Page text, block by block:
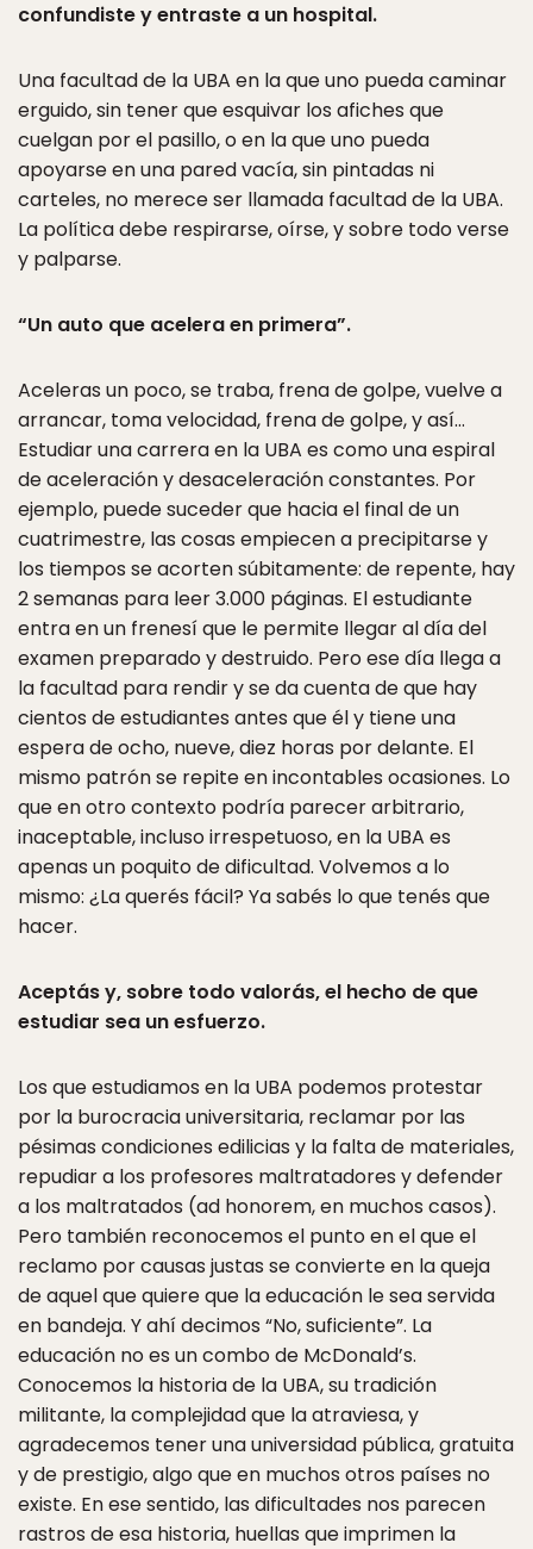
confundiste y entraste a un hospital.
Una facultad de la UBA en la que uno pueda caminar
erguido, sin tener que esquivar los afiches que
cuelgan por el pasillo, o en la que uno pueda
apoyarse en una pared vacía, sin pintadas ni
carteles, no merece ser llamada facultad de la UBA.
La política debe respirarse, oírse, y sobre todo verse
y palparse.
“Un auto que acelera en primera”.
Aceleras un poco, se traba, frena de golpe, vuelve a
arrancar, toma velocidad, frena de golpe, y así…
Estudiar una carrera en la UBA es como una espiral
de aceleración y desaceleración constantes. Por
ejemplo, puede suceder que hacia el final de un
cuatrimestre, las cosas empiecen a precipitarse y
los tiempos se acorten súbitamente: de repente, hay
2 semanas para leer 3.000 páginas. El estudiante
entra en un frenesí que le permite llegar al día del
examen preparado y destruido. Pero ese día llega a
la facultad para rendir y se da cuenta de que hay
cientos de estudiantes antes que él y tiene una
espera de ocho, nueve, diez horas por delante. El
mismo patrón se repite en incontables ocasiones. Lo
que en otro contexto podría parecer arbitrario,
inaceptable, incluso irrespetuoso, en la UBA es
apenas un poquito de dificultad. Volvemos a lo
mismo: ¿La querés fácil? Ya sabés lo que tenés que
hacer.
Aceptás y, sobre todo valorás, el hecho de que
estudiar sea un esfuerzo.
Los que estudiamos en la UBA podemos protestar
por la burocracia universitaria, reclamar por las
pésimas condiciones edilicias y la falta de materiales,
repudiar a los profesores maltratadores y defender
a los maltratados (ad honorem, en muchos casos).
Pero también reconocemos el punto en el que el
reclamo por causas justas se convierte en la queja
de aquel que quiere que la educación le sea servida
en bandeja. Y ahí decimos “No, suficiente”. La
educación no es un combo de McDonald’s.
Conocemos la historia de la UBA, su tradición
militante, la complejidad que la atraviesa, y
agradecemos tener una universidad pública, gratuita
y de prestigio, algo que en muchos otros países no
existe. En ese sentido, las dificultades nos parecen
rastros de esa historia, huellas que imprimen la